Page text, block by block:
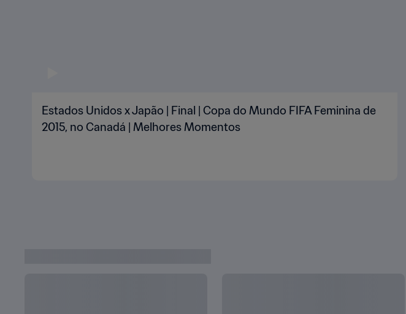
Estados Unidos x Japão | Final | Copa do Mundo FIFA Feminina de
2015, no Canadá | Melhores Momentos